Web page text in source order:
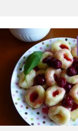
Dodaj do